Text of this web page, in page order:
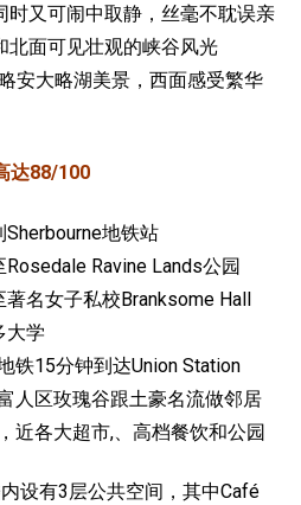
时又可闹中取静，丝毫不耽误亲
北面可见壮观的峡谷风光
安大略湖美景，西面感受繁华
达88/100
地铁站
Ravine Lands公园
名女子私校Branksome Hall
大学
铁15分钟到达Union Station
人区玫瑰谷跟土豪名流做邻居
近各大超市,、高档餐饮和公园
设有3层公共空间，其中Café